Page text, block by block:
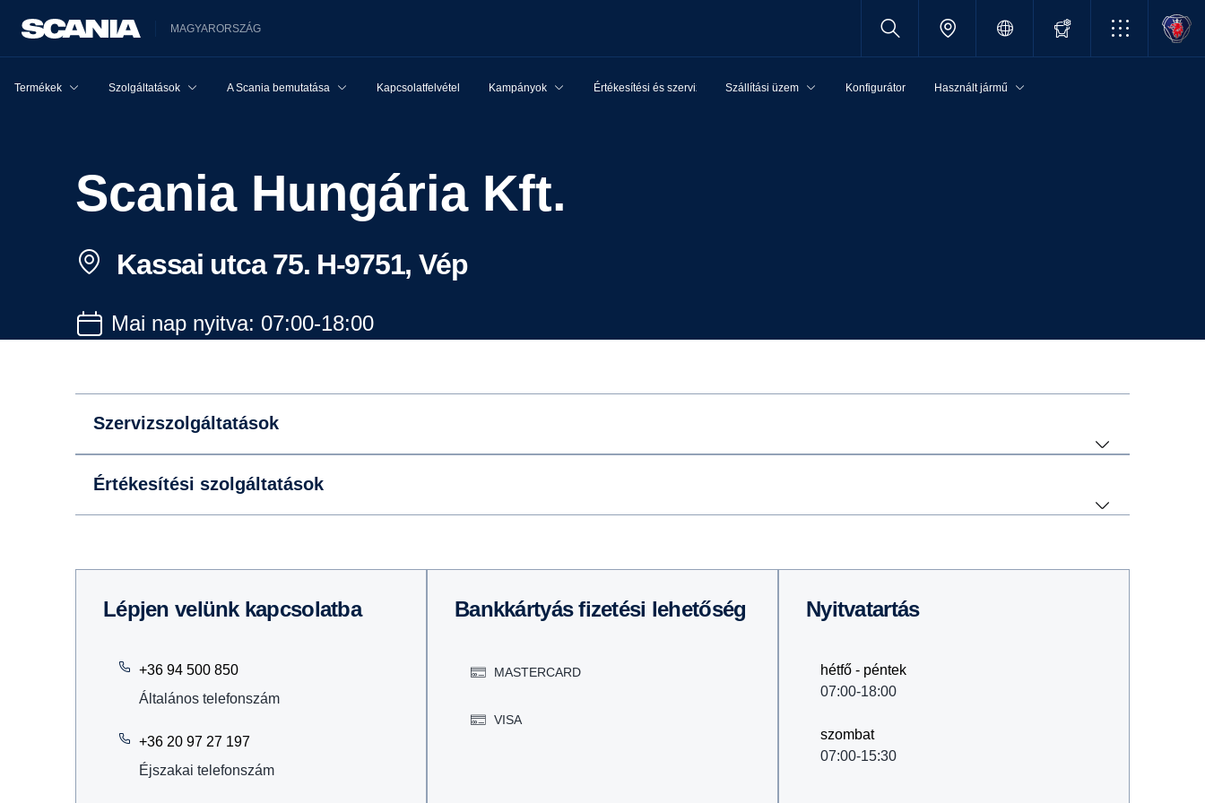
MAGYARORSZÁG
Termékek Szolgáltatások A Scania bemutatása Kapcsolatfelvétel Kampányok Értékesítési és szervizhálózatSzállítási üzem Konfigurátor Használt jármű
Scania Hungária Kft.
Kassai utca 75. H-9751, Vép
Mai nap nyitva: 07:00-18:00
Szervizszolgáltatások
Értékesítési szolgáltatások
Lépjen velünk kapcsolatba
+36 94 500 850
Általános telefonszám
+36 20 97 27 197
Éjszakai telefonszám
Bankkártyás fizetési lehetőség
MASTERCARD
VISA
Nyitvatartás
hétfő - péntek
07:00-18:00
szombat
07:00-15:30